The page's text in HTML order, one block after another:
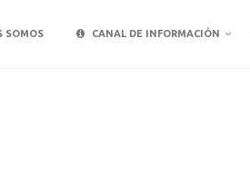
SOMOS CANAL DE INFORMACIÓN